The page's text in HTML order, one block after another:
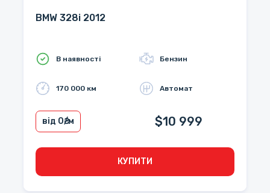
BMW 328i 2012
В наявності Бензин
170 000 км Автомат
від 0₴/м $10 999
КУПИТИ